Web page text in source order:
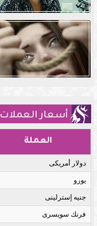
أسعار العملات
العملة
دولار أمريكى
يورو
جنيه إسترلينى
فرنك سويسرى